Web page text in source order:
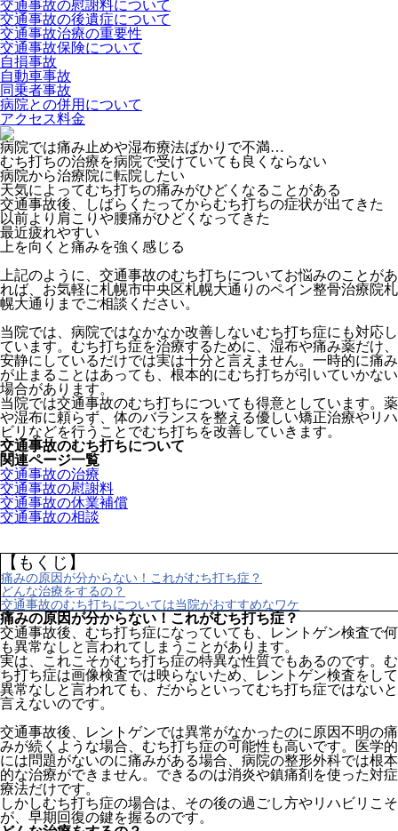
交通事故の慰謝料について
交通事故の後遺症について
交通事故治療の重要性
交通事故保険について
自損事故
自動車事故
同乗者事故
病院との併用について
アクセス料金
病院では痛み止めや湿布療法ばかりで不満…
むち打ちの治療を病院で受けていても良くならない
病院から治療院に転院したい
天気によってむち打ちの痛みがひどくなることがある
交通事故後、しばらくたってからむち打ちの症状が出てきた
以前より肩こりや腰痛がひどくなってきた
最近疲れやすい
上を向くと痛みを強く感じる
上記のように、交通事故のむち打ちについてお悩みのことがあ
れば、お気軽に札幌市中央区札幌大通りのペイン整骨治療院札
幌大通りまでご相談ください。
当院では、病院ではなかなか改善しないむち打ち症にも対応し
ています。むち打ち症を治療するために、湿布や痛み薬だけ、
安静にしているだけでは実は十分と言えません。一時的に痛み
が止まることはあっても、根本的にむち打ちが引いていかない
場合があります。
当院では交通事故のむち打ちについても得意としています。薬
や湿布に頼らず、体のバランスを整える優しい矯正治療やリハ
ビリなどを行うことでむち打ちを改善していきます。
交通事故のむち打ちについて
関連ページ一覧
交通事故の治療
交通事故の慰謝料
交通事故の休業補償
交通事故の相談
【もくじ】
痛みの原因が分からない！これがむち打ち症？
どんな治療をするの？
交通事故のむち打ちについては当院がおすすめなワケ
痛みの原因が分からない！これがむち打ち症？
交通事故後、むち打ち症になっていても、レントゲン検査で何
も異常なしと言われてしまうことがあります。
実は、これこそがむち打ち症の特異な性質でもあるのです。む
ち打ち症は画像検査では映らないため、レントゲン検査をして
異常なしと言われても、だからといってむち打ち症ではないと
言えないのです。
交通事故後、レントゲンでは異常がなかったのに原因不明の痛
みが続くような場合、むち打ち症の可能性も高いです。医学的
には問題がないのに痛みがある場合、病院の整形外科では根本
的な治療ができません。できるのは消炎や鎮痛剤を使った対症
療法だけです。
しかしむち打ち症の場合は、その後の過ごし方やリハビリこそ
が、早期回復の鍵を握るのです。